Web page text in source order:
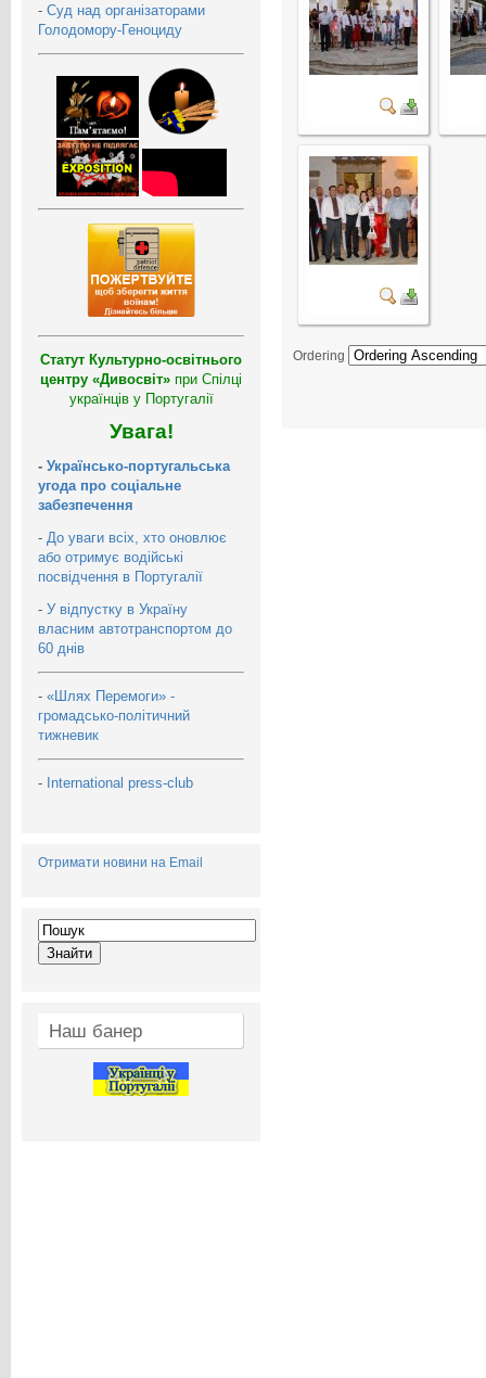
- Суд над організаторами
Голодомору-Геноциду
Статут Культурно-освітнього
центру «Дивосвіт» при Спілці
українців у Португалії
Увага!
- Українсько-португальська
угода про соціальне
забезпечення
- До уваги всіх, хто оновлює
або отримує водійські
посвідчення в Португалії
- У відпустку в Україну
власним автотранспортом до
60 днів
- «Шлях Перемоги» -
громадсько-політичний
тижневик
- International press-club
Отримати новини на Email
Наш банер
Ordering